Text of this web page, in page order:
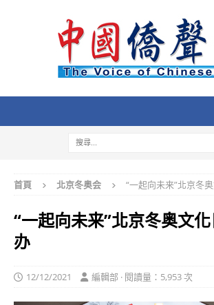
首頁 北京冬奥会 “一起向未来”北京冬
“一起向未来”北京冬奥文
办
12/12/2021 編輯部 · 閱讀量：5,953 次